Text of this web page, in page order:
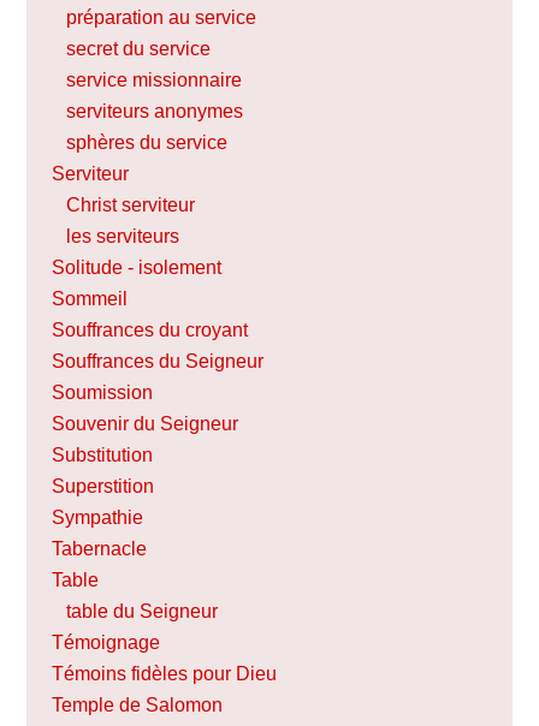
préparation au service
secret du service
service missionnaire
serviteurs anonymes
sphères du service
Serviteur
Christ serviteur
les serviteurs
Solitude - isolement
Sommeil
Souffrances du croyant
Souffrances du Seigneur
Soumission
Souvenir du Seigneur
Substitution
Superstition
Sympathie
Tabernacle
Table
table du Seigneur
Témoignage
Témoins fidèles pour Dieu
Temple de Salomon